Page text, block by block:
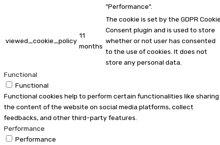
"Performance".
viewed_cookie_policy
11
months
The cookie is set by the GDPR
Consent plugin and is used to store
whether or not user has consented
to the use of cookies. It does not
store any personal data.
Functional
Functional
Functional cookies help to perform certain functionalities like sharing
the content of the website on social media platforms, collect
feedbacks, and other third-party features.
Performance
Performance